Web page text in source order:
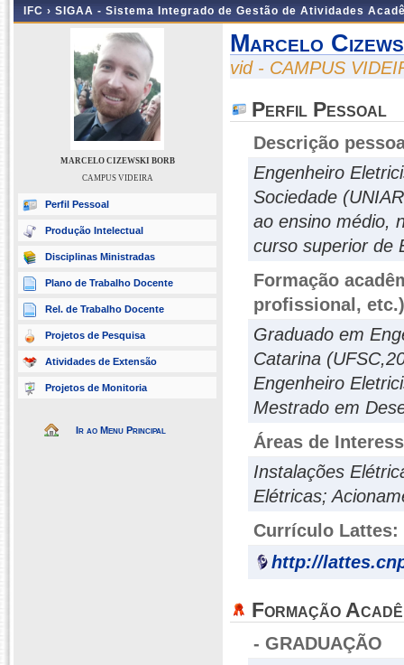
IFC › SIGAA - Sistema Integrado de Gestão de Atividades
MARCELO CIZEWSKI BORB
CAMPUS VIDEIRA
Perfil Pessoal
Produção Intelectual
Disciplinas Ministradas
Plano de Trabalho Docente
Rel. de Trabalho Docente
Projetos de Pesquisa
Atividades de Extensão
Projetos de Monitoria
Ir ao Menu Principal
Marcelo
vid - CAMPUS
Perfil Pessoal
Descrição
Engenheiro
Sociedade
ao ensino médio,
curso superior de
Formação
profissional, etc.)
Graduado em
Catarina
Engenheiro
Mestrado em
Áreas de
Instalações
Elétricas;
Currículo Lattes:
http://
Formação
- GRADUAÇÃO